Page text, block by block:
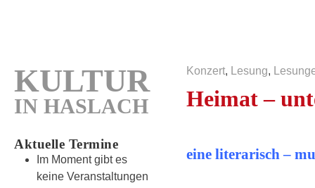
Konzert, Lesung,
Heimat –
eine literarisch –
KULTUR
IN HASLACH
Aktuelle Termine
Im Moment gibt es
keine Veranstaltungen